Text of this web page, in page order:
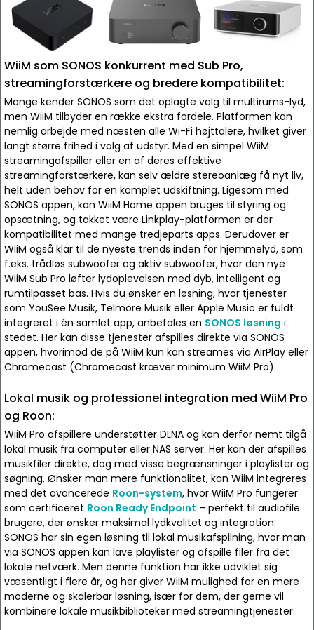
WiiM som SONOS konkurrent med Sub Pro,
streamingforstærkere og bredere kompatibilitet:
Mange kender SONOS som det oplagte valg til multirums-lyd,
men WiiM tilbyder en række ekstra fordele. Platformen kan
nemlig arbejde med næsten alle Wi-Fi højttalere, hvilket giver
langt større frihed i valg af udstyr. Med en simpel WiiM
streamingafspiller eller en af deres effektive
streamingforstærkere, kan selv ældre stereoanlæg få nyt liv,
helt uden behov for en komplet udskiftning. Ligesom med
SONOS appen, kan WiiM Home appen bruges til styring og
opsætning, og takket være Linkplay-platformen er der
kompatibilitet med mange tredjeparts apps. Derudover er
WiiM også klar til de nyeste trends inden for hjemmelyd, som
f.eks. trådløs subwoofer og aktiv subwoofer, hvor den nye
WiiM Sub Pro løfter lydoplevelsen med dyb, intelligent og
rumtilpasset bas. Hvis du ønsker en løsning, hvor tjenester
som YouSee Musik, Telmore Musik eller Apple Music er fuldt
integreret i én samlet app, anbefales en SONOS løsning i
stedet. Her kan disse tjenester afspilles direkte via SONOS
appen, hvorimod de på WiiM kun kan streames via AirPlay eller
Chromecast (Chromecast kræver minimum WiiM Pro).
Lokal musik og professionel integration med WiiM Pro
og Roon:
WiiM Pro afspillere understøtter DLNA og kan derfor nemt tilgå
lokal musik fra computer eller NAS server. Her kan der afspilles
musikfiler direkte, dog med visse begrænsninger i playlister og
søgning. Ønsker man mere funktionalitet, kan WiiM integreres
med det avancerede Roon-system, hvor WiiM Pro fungerer
som certificeret Roon Ready Endpoint – perfekt til audiofile
brugere, der ønsker maksimal lydkvalitet og integration.
SONOS har sin egen løsning til lokal musikafspilning, hvor man
via SONOS appen kan lave playlister og afspille filer fra det
lokale netværk. Men denne funktion har ikke udviklet sig
væsentligt i flere år, og her giver WiiM mulighed for en mere
moderne og skalerbar løsning, især for dem, der gerne vil
kombinere lokale musikbiblioteker med streamingtjenester.